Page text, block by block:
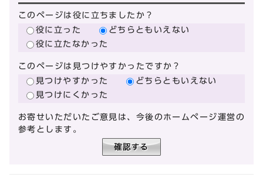
このページは役に立ちましたか？
役に立った
どちらともいえない
役に立たなかった
このページは見つけやすかったですか？
見つけやすかった
どちらともいえない
見つけにくかった
お寄せいただいたご意見は、今後のホームページ運営の
参考とします。